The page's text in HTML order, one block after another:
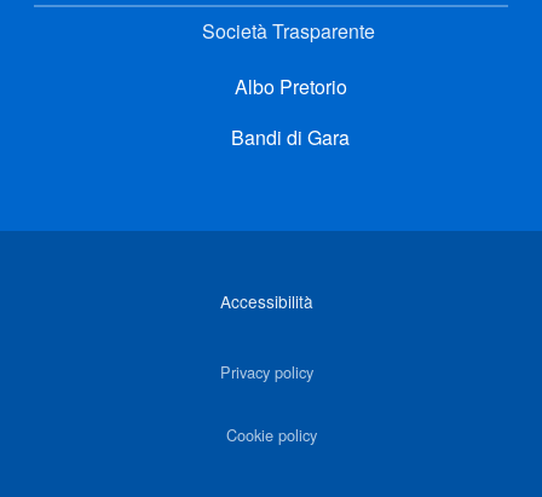
Società Trasparente
Albo Pretorio
Bandi di Gara
Accessibilità
Privacy policy
Cookie policy